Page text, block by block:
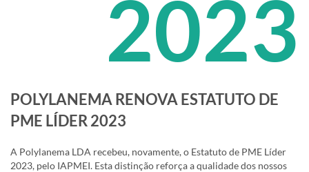
2023
POLYLANEMA RENOVA ESTATUTO DE
PME LÍDER 2023
A Polylanema LDA recebeu, novamente, o Estatuto de PME Líder
2023, pelo IAPMEI. Esta distinção reforça a qualidade dos nossos